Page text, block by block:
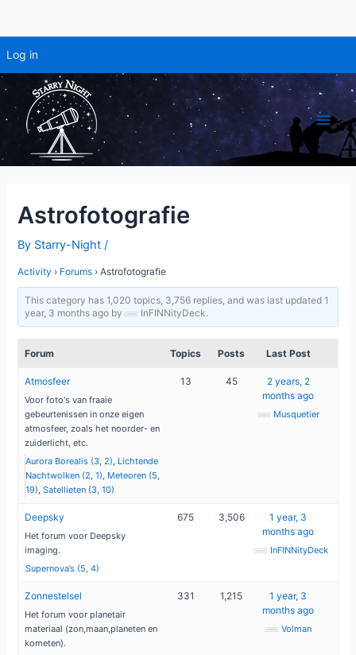
Log in
Skip
content
Main
Astrofotografie
By Starry-Night/
Activity › Forums › Astrofotografie
This category has 1,020 topics, 3,756 replies, and was last updated1
year, 3 months ago by InFINNityDeck.
Forum Topics Posts Last Post
Atmosfeer
Voor foto's van fraaie
gebeurtenissen in onze eigen
atmosfeer, zoals het noorder- en
zuiderlicht, etc.
Aurora Borealis (3, 2) Lichtende
Nachtwolken (2, 1) Meteoren (5,
19) Satellieten (3, 10)
13 45
2 years, 2
months ago
Musquetier
Deepsky
Het forum voor Deepsky
imaging.
Supernova’s (5, 4)
675 3,506
1 year, 3
months ago
InFINNityDeck
Zonnestelsel
Het forum voor planetair
materiaal (zon,maan,planeten en
kometen).
331 1,215
1 year, 3
months ago
Volman